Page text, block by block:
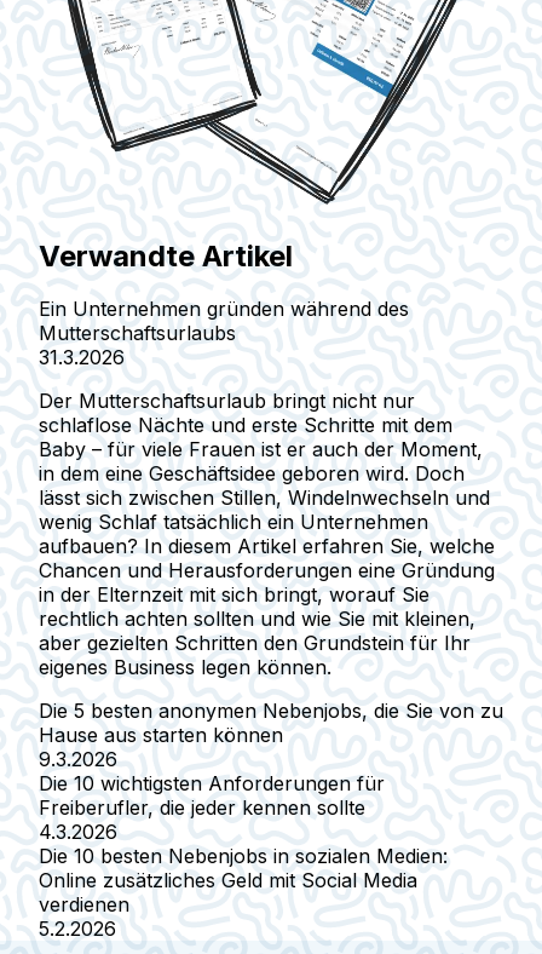
Verwandte Artikel
Ein Unternehmen gründen während des
Mutterschaftsurlaubs
31.3.2026
Der Mutterschaftsurlaub bringt nicht nur
schlaflose Nächte und erste Schritte mit dem
Baby – für viele Frauen ist er auch der Moment,
in dem eine Geschäftsidee geboren wird. Doch
lässt sich zwischen Stillen, Windelnwechseln und
wenig Schlaf tatsächlich ein Unternehmen
aufbauen? In diesem Artikel erfahren Sie, welche
Chancen und Herausforderungen eine Gründung
in der Elternzeit mit sich bringt, worauf Sie
rechtlich achten sollten und wie Sie mit kleinen,
aber gezielten Schritten den Grundstein für Ihr
eigenes Business legen können.
Die 5 besten anonymen Nebenjobs, die Sie von zu
Hause aus starten können
9.3.2026
Die 10 wichtigsten Anforderungen für
Freiberufler, die jeder kennen sollte
4.3.2026
Die 10 besten Nebenjobs in sozialen Medien:
Online zusätzliches Geld mit Social Media
verdienen
5.2.2026